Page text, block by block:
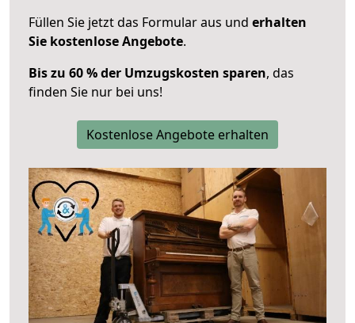
Füllen Sie jetzt das Formular aus und erhalten
Sie kostenlose Angebote.
Bis zu 60 % der Umzugskosten sparen, das
finden Sie nur bei uns!
Kostenlose Angebote erhalten